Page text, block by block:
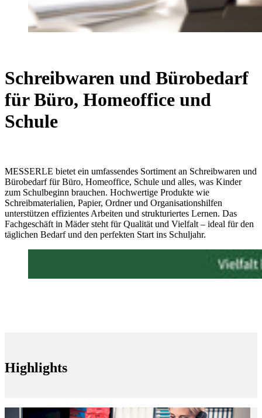
Schreibwaren und Bürobedarf
für Büro, Homeoffice und
Schule
MESSERLE bietet ein umfassendes Sortiment an Schreibwaren und
Bürobedarf für Büro, Homeoffice, Schule und alles, was Kinder
zum Schulbeginn brauchen. Hochwertige Produkte wie
Schreibmaterialien, Papier, Ordner und Organisationshilfen
unterstützen effizientes Arbeiten und strukturiertes Lernen. Das
Fachgeschäft in Mäder steht für Qualität und Vielfalt – ideal für den
täglichen Bedarf und den perfekten Start ins Schuljahr.
Highlights